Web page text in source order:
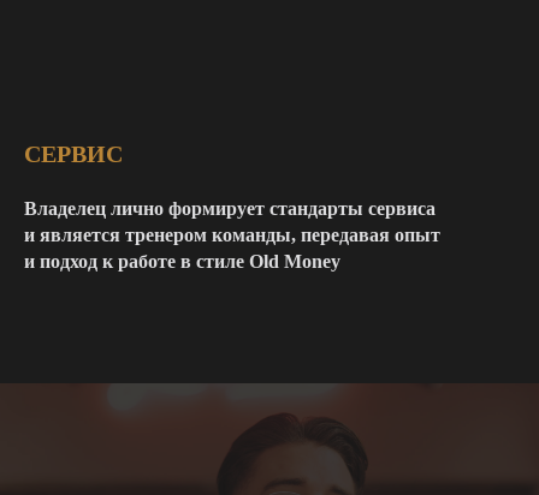
СЕРВИС
Владелец лично формирует стандарты сервиса
и является тренером команды, передавая опыт
и подход к работе в стиле Old Money